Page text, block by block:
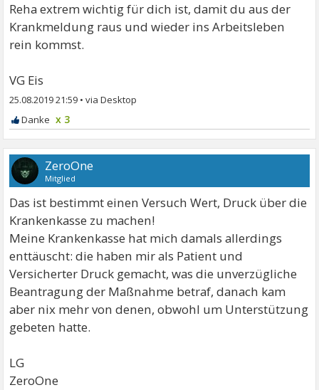
Reha extrem wichtig für dich ist, damit du aus der
Krankmeldung raus und wieder ins Arbeitsleben
rein kommst.
VG Eis
25.08.2019 21:59 •
x 3
ZeroOne
Mitglied
Das ist bestimmt einen Versuch Wert, Druck über die
Krankenkasse zu machen!
Meine Krankenkasse hat mich damals allerdings
enttäuscht: die haben mir als Patient und
Versicherter Druck gemacht, was die unverzügliche
Beantragung der Maßnahme betraf, danach kam
aber nix mehr von denen, obwohl um Unterstützung
gebeten hatte.
LG
ZeroOne